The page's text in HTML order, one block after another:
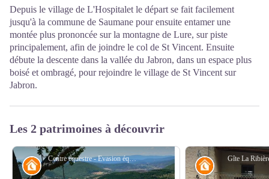
Depuis le village de L'Hospitalet le départ se fait facilement
jusqu'à la commune de Saumane pour ensuite entamer une
montée plus prononcée sur la montagne de Lure, sur piste
principalement, afin de joindre le col de St Vincent. Ensuite
débute la descente dans la vallée du Jabron, dans un espace plus
boisé et ombragé, pour rejoindre le village de St Vincent sur
Jabron.
Les 2 patrimoines à découvrir
Centre équestre - Evasion équestre
Refuge
Gîte La
Refuge